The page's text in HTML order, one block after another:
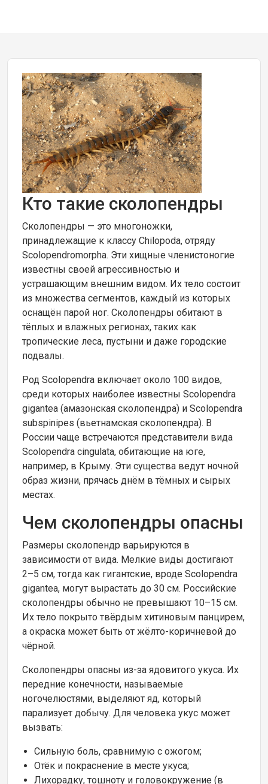
Кто такие сколопендры
Сколопендры — это многоножки,
принадлежащие к классу Chilopoda, отряду
Scolopendromorpha. Эти хищные членистоногие
известны своей агрессивностью и
устрашающим внешним видом. Их тело состоит
из множества сегментов, каждый из которых
оснащён парой ног. Сколопендры обитают в
тёплых и влажных регионах, таких как
тропические леса, пустыни и даже городские
подвалы.
Род Scolopendra включает около 100 видов,
среди которых наиболее известны Scolopendra
gigantea (амазонская сколопендра) и Scolopendra
subspinipes (вьетнамская сколопендра). В
России чаще встречаются представители вида
Scolopendra cingulata, обитающие на юге,
например, в Крыму. Эти существа ведут ночной
образ жизни, прячась днём в тёмных и сырых
местах.
Чем сколопендры опасны
Размеры сколопендр варьируются в
зависимости от вида. Мелкие виды достигают
2–5 см, тогда как гигантские, вроде Scolopendra
gigantea, могут вырастать до 30 см. Российские
сколопендры обычно не превышают 10–15 см.
Их тело покрыто твёрдым хитиновым панцирем,
а окраска может быть от жёлто-коричневой до
чёрной.
Сколопендры опасны из-за ядовитого укуса. Их
передние конечности, называемые
ногочелюстями, выделяют яд, который
парализует добычу. Для человека укус может
вызвать:
Сильную боль, сравнимую с ожогом;
Отёк и покраснение в месте укуса;
Лихорадку, тошноту и головокружение (в